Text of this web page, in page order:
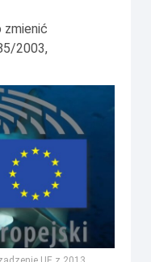
zmienić
2003,